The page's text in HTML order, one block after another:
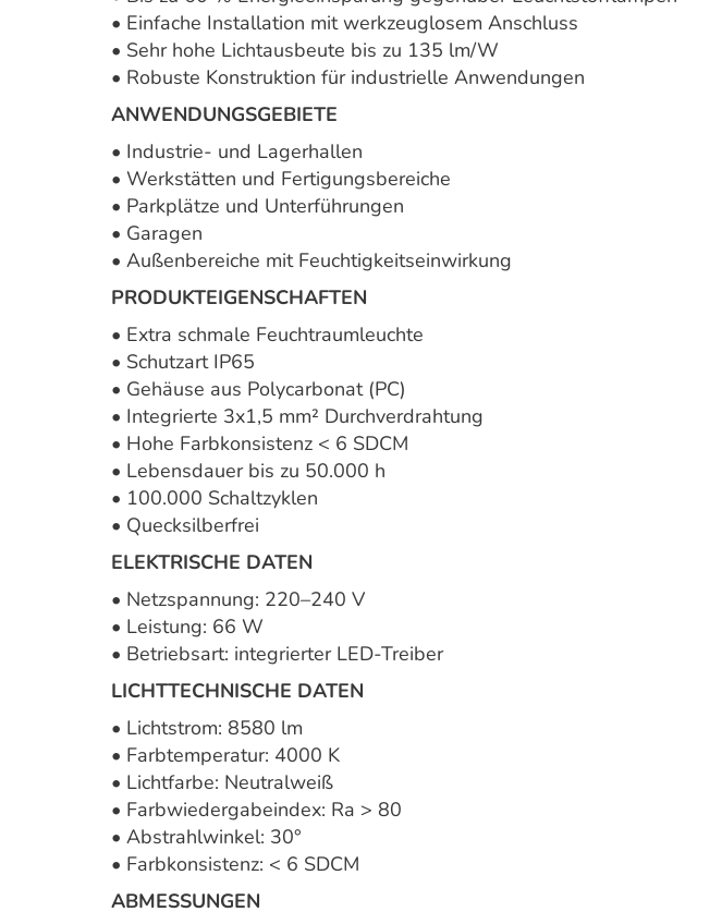
• Einfache Installation mit werkzeuglosem Anschluss
• Sehr hohe Lichtausbeute bis zu 135 lm/W
• Robuste Konstruktion für industrielle Anwendungen
ANWENDUNGSGEBIETE
• Industrie- und Lagerhallen
• Werkstätten und Fertigungsbereiche
• Parkplätze und Unterführungen
• Garagen
• Außenbereiche mit Feuchtigkeitseinwirkung
PRODUKTEIGENSCHAFTEN
• Extra schmale Feuchtraumleuchte
• Schutzart IP65
• Gehäuse aus Polycarbonat (PC)
• Integrierte 3x1,5 mm² Durchverdrahtung
• Hohe Farbkonsistenz < 6 SDCM
• Lebensdauer bis zu 50.000 h
• 100.000 Schaltzyklen
• Quecksilberfrei
ELEKTRISCHE DATEN
• Netzspannung: 220–240 V
• Leistung: 66 W
• Betriebsart: integrierter LED-Treiber
LICHTTECHNISCHE DATEN
• Lichtstrom: 8580 lm
• Farbtemperatur: 4000 K
• Lichtfarbe: Neutralweiß
• Farbwiedergabeindex: Ra > 80
• Abstrahlwinkel: 30°
• Farbkonsistenz: < 6 SDCM
ABMESSUNGEN